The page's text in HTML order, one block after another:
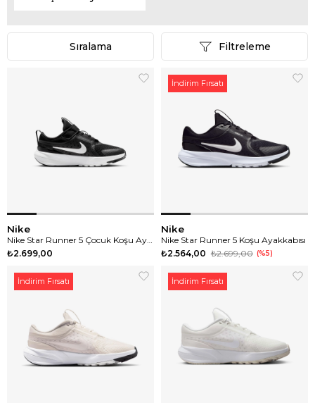
Filtreleme
Sıralama
Nike
₺2.699,00
Nike
Nike Star Runner 5 Koşu Ayakkabısı
₺2.564,00 ₺2.699,00 %5
İndirim Fırsatı
İndirim Fırsatı İndirim Fırsatı